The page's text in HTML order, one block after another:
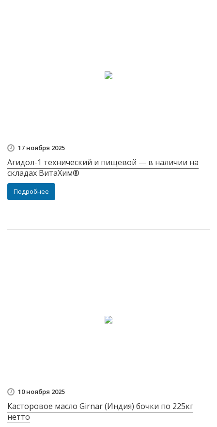
17 ноября 2025
Агидол-1 технический и пищевой — в наличии на
складах ВитаХим®
Подробнее
10 ноября 2025
Касторовое масло Girnar (Индия) бочки по 225кг
нетто